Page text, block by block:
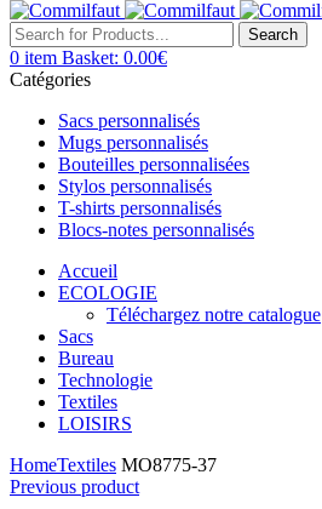
Search
0 item Basket: 0.00€
Catégories
Sacs personnalisés
Mugs personnalisés
Bouteilles personnalisées
Stylos personnalisés
T-shirts personnalisés
Blocs-notes personnalisés
Accueil
ECOLOGIE
Téléchargez notre catalogue
Sacs
Bureau
Technologie
Textiles
LOISIRS
HomeTextiles MO8775-37
Previous product